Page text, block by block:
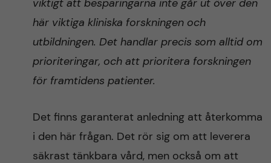
viktigt att besparingarna inte går ut över den
här viktiga kliniska forskningen och
utbildningen. Det handlar precis som alltid om
prioriteringar, och att prioritera forskningen
för framtidens patienter.
Det finns garanterat anledning att återkomma
i den här frågan. Det rör sig om att leverera
säkrast tänkbara vård, men också om att